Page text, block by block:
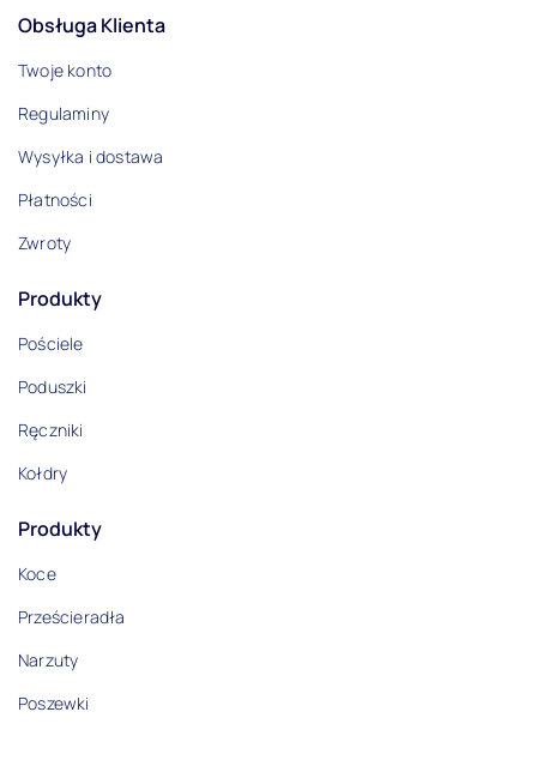
Obsługa Klienta
Twoje konto
Regulaminy
Wysyłka i dostawa
Płatności
Zwroty
Produkty
Pościele
Poduszki
Ręczniki
Kołdry
Produkty
Koce
Prześcieradła
Narzuty
Poszewki